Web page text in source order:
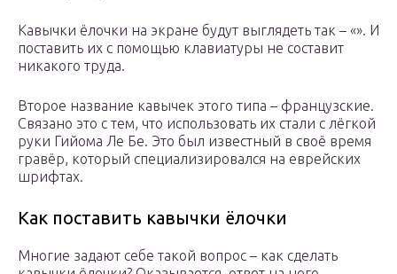
Кавычки ёлочки на экране будут выглядеть так – «». И
поставить их с помощью клавиатуры не составит
никакого труда.
Второе название кавычек этого типа – французские.
Связано это с тем, что использовать их стали с лёгкой
руки Гийома Ле Бе. Это был известный в своё время
гравёр, который специализировался на еврейских
шрифтах.
Как поставить кавычки ёлочки
Многие задают себе такой вопрос – как сделать